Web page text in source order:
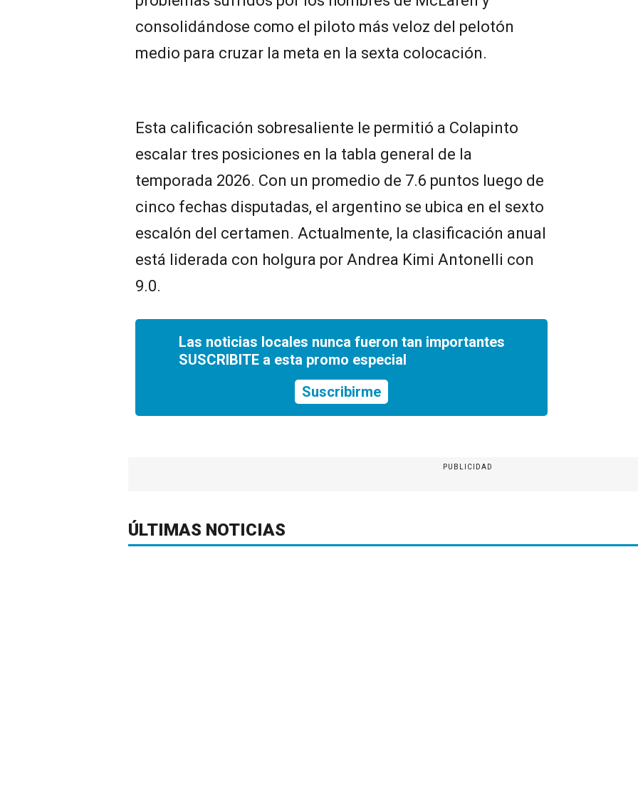
consolidándose como el piloto más veloz del pelotón
medio para cruzar la meta en la sexta colocación.
Esta calificación sobresaliente le permitió a Colapinto
escalar tres posiciones en la tabla general de la
temporada 2026. Con un promedio de 7.6 puntos luego de
cinco fechas disputadas, el argentino se ubica en el sexto
escalón del certamen. Actualmente, la clasificación anual
está liderada con holgura por Andrea Kimi Antonelli con
9.0.
Las noticias locales nunca fueron tan importantes
SUSCRIBITE a esta promo especial
Suscribirme
PUBLICIDAD
ÚLTIMAS NOTICIAS